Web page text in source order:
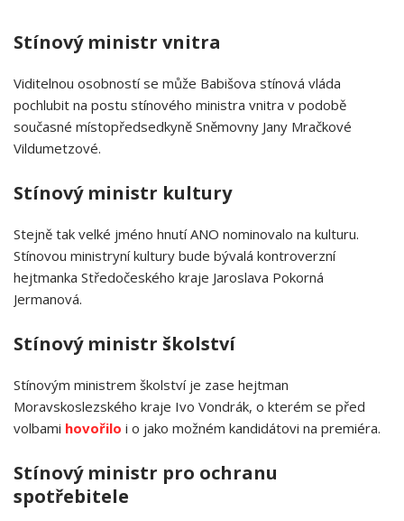
Stínový ministr vnitra
Viditelnou osobností se může Babišova stínová vláda
pochlubit na postu stínového ministra vnitra v podobě
současné místopředsedkyně Sněmovny Jany Mračkové
Vildumetzové.
Stínový ministr kultury
Stejně tak velké jméno hnutí ANO nominovalo na kulturu.
Stínovou ministryní kultury bude bývalá kontroverzní
hejtmanka Středočeského kraje Jaroslava Pokorná
Jermanová.
Stínový ministr školství
Stínovým ministrem školství je zase hejtman
Moravskoslezského kraje Ivo Vondrák, o kterém se před
volbami hovořilo i o jako možném kandidátovi na premiéra.
Stínový ministr pro ochranu
spotřebitele